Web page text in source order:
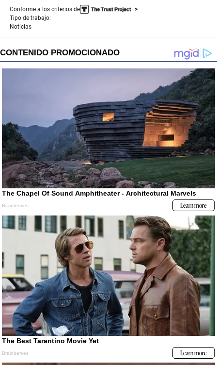
Conforme a los criterios de
Tipo de trabajo:
Noticias